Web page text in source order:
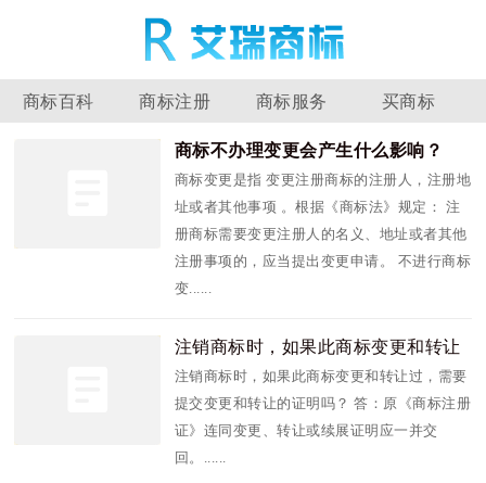
商标百科 商标注册 商标服务 买商标
商标不办理变更会产生什么影响？
商标变更是指 变更注册商标的注册人，注册地
址或者其他事项 。根据《商标法》规定： 注
册商标需要变更注册人的名义、地址或者其他
注册事项的，应当提出变更申请。 不进行商标
变......
注销商标时，如果此商标变更和转让
过，需要提
注销商标时，如果此商标变更和转让过，需要
提交变更和转让的证明吗？ 答：原《商标注册
证》连同变更、转让或续展证明应一并交
回。......